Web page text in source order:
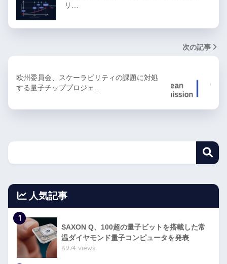
リ…
次の記事
欧州委員会、スケーラビリティの課題に対処
する量子チッププロジェ…
人気記事
1
SAXON Q、100超の量子ビットを搭載した常
温ダイヤモンド量子コンピュータを発表
8974 views